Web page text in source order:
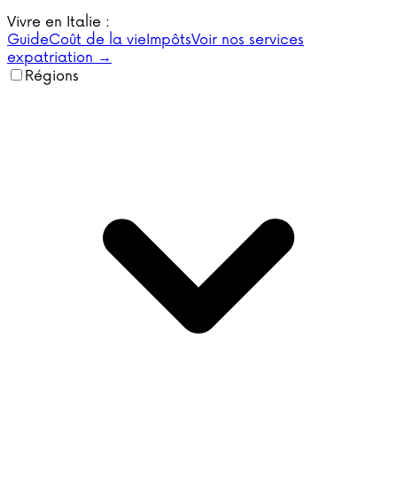
Vivre en Italie :
GuideCoût de la vieImpôtsVoir nos services
expatriation →
Régions